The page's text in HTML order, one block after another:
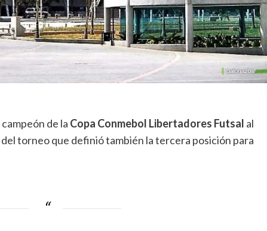
de la Copa Conmebol Libertadores Futsal al
del torneo que definió también la tercera posición para